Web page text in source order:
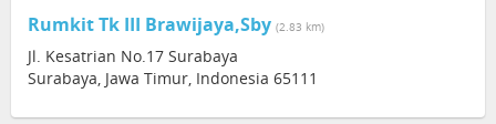
Rumkit Tk III Brawijaya,Sby (2.83 km)
Jl. Kesatrian No.17 Surabaya
Surabaya, Jawa Timur, Indonesia 65111